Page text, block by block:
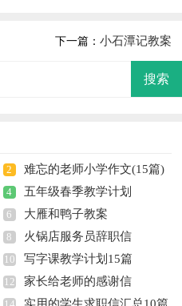
下一篇： 小石潭记教案
2 难忘的老师小学作文(15篇)
4 五年级春季教学计划
6 大雁和鸭子教案
8 火锅店服务员辞职信
10 写字课教学计划15篇
12 家长给老师的感谢信